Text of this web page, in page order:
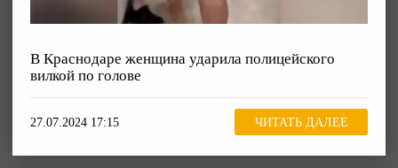
В Краснодаре женщина ударила полицейского
вилкой по голове
27.07.2024 17:15 ЧИТАТЬ ДАЛЕЕ